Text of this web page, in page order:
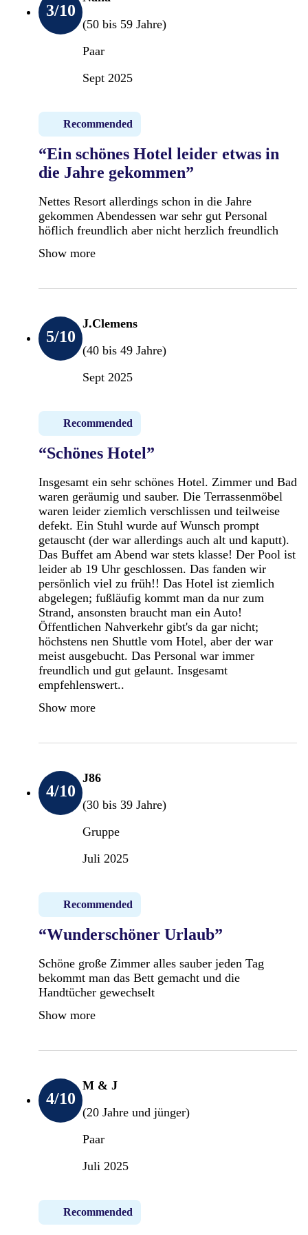
3/10
(50 bis 59 Jahre)
Paar
Sept 2025
Recommended
“Ein schönes Hotel leider etwas in
die Jahre gekommen”
Nettes Resort allerdings schon in die Jahre
gekommen Abendessen war sehr gut Personal
höflich freundlich aber nicht herzlich freundlich
Show more
5/10
J.Clemens
(40 bis 49 Jahre)
Sept 2025
Recommended
“Schönes Hotel”
Insgesamt ein sehr schönes Hotel. Zimmer und Bad
waren geräumig und sauber. Die Terrassenmöbel
waren leider ziemlich verschlissen und teilweise
defekt. Ein Stuhl wurde auf Wunsch prompt
getauscht (der war allerdings auch alt und kaputt).
Das Buffet am Abend war stets klasse! Der Pool ist
leider ab 19 Uhr geschlossen. Das fanden wir
persönlich viel zu früh!! Das Hotel ist ziemlich
abgelegen; fußläufig kommt man da nur zum
Strand, ansonsten braucht man ein Auto!
Öffentlichen Nahverkehr gibt's da gar nicht;
höchstens nen Shuttle vom Hotel, aber der war
meist ausgebucht. Das Personal war immer
freundlich und gut gelaunt. Insgesamt
empfehlenswert..
Show more
4/10
J86
(30 bis 39 Jahre)
Gruppe
Juli 2025
Recommended
“Wunderschöner Urlaub”
Schöne große Zimmer alles sauber jeden Tag
bekommt man das Bett gemacht und die
Handtücher gewechselt
Show more
4/10
M & J
(20 Jahre und jünger)
Paar
Juli 2025
Recommended